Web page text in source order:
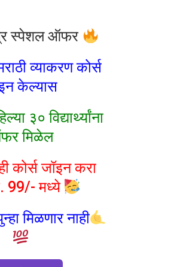
स्पेशल ऑफर
व्याकरण कोर्स
केल्यास
३० विद्यार्थ्यांना
मिळेल
कोर्स जॉइन करा
99/- मध्ये
मिळणार नाही